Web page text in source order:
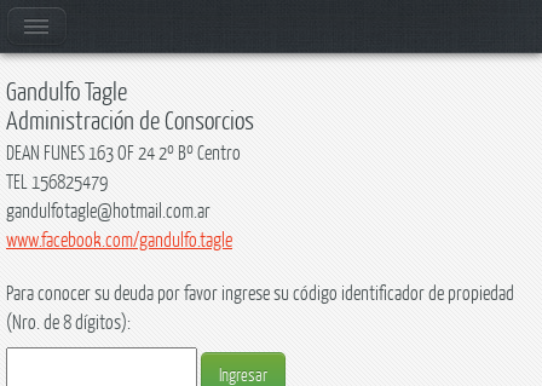
Gandulfo Tagle
Administración de Consorcios
DEAN FUNES 163 OF 24 2º Bº Centro
TEL 156825479
gandulfotagle@hotmail.com.ar
www.facebook.com/gandulfo.tagle
Para conocer su deuda por favor ingrese su código identificador de propiedad
(Nro. de 8 dígitos):